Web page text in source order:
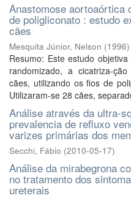
Anastomose aortoaórtica
de poligliconato : estudo
cães
Mesquita Júnior, Nelson (1996)
Resumo: Este estudo
randomizado, a cicatriza-
cães, utilizando os fios de
Utilizaram-se 28 cães,
Análise através da ultra-
prevalencia de refluxo
varizes primárias dos
Secchi, Fábio (2010-05-17)
Análise da mirabegrona
no tratamento dos
ureterais